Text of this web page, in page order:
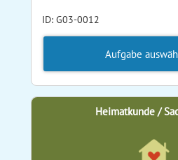
ID: G03-0012
Aufgabe
Heimatkunde /